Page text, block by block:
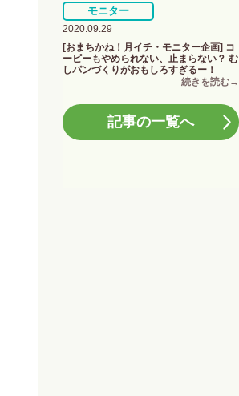
モニター
2020.09.29
[おまちかね！月イチ・モニター企画] コ
ーピーもやめられない、止まらない？ む
しパンづくりがおもしろすぎるー！
記事の一覧へ